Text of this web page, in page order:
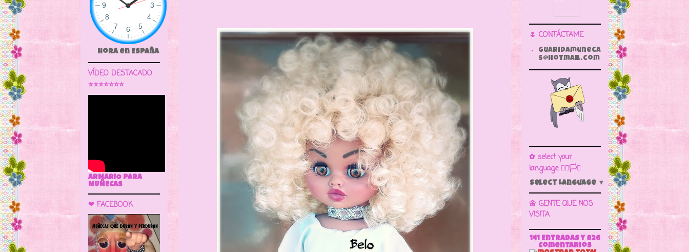
Hora en España
VÍDEO DESTACADO
⭐⭐⭐⭐⭐⭐⭐
ARMARIO PARA
MUÑECAS
❤ FACEBOOK
🌷 CONTÁCTAME
guaridamuneca
s@hotmail.com
✿ select your
language 🏳️‍🌈🏳️🏁
Select Language ▼
🌼 GENTE QUE NOS
VISITA
141 Entradas y 826
Comentarios